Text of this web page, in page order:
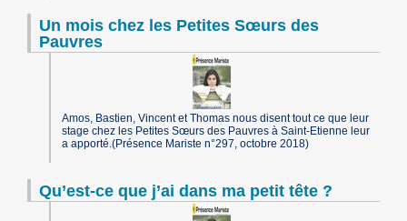
Un mois chez les Petites Sœurs des
Pauvres
Amos, Bastien, Vincent et Thomas nous disent tout ce que leur
stage chez les Petites Sœurs des Pauvres à Saint-Etienne leur
a apporté.(Présence Mariste n°297, octobre 2018)
Qu’est-ce que j’ai dans ma petit tête ?